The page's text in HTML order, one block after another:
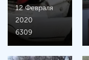
12 Февраля
2020
6309